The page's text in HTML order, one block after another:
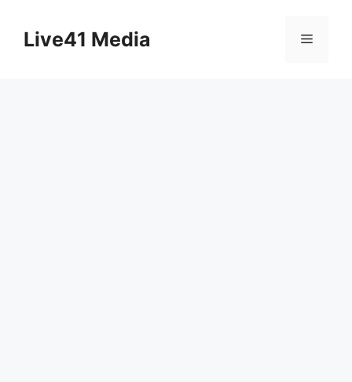
contentLive41 Media Menu